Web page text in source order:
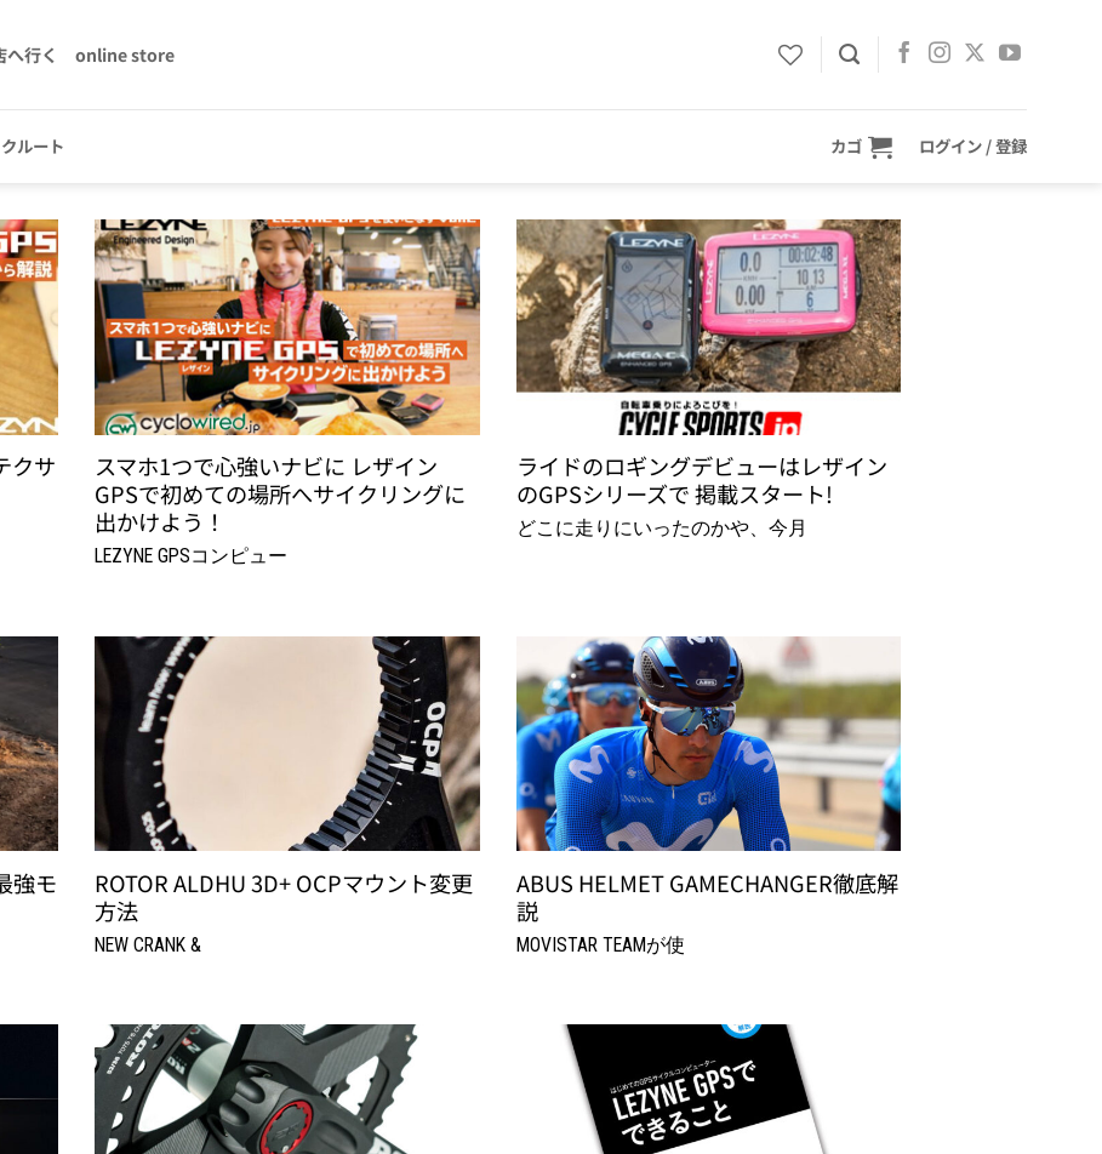
へ行く online store
ルート カゴ ログイン / 登録
クサ
スマホ1つで心強いナビに レザイン
GPSで初めての場所へサイクリングに
出かけよう！
LEZYNE GPSコンピュー
ライドのロギングデビューはレザイン
のGPSシリーズで 掲載スタート!
どこに走りにいったのかや、今月
強モ
ROTOR ALDHU 3D+ OCPマウント変更
方法
NEW CRANK &
ABUS HELMET GAMECHANGER徹底解
説
MOVISTAR TEAMが使